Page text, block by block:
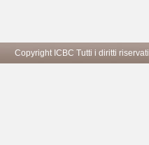
Copyright ICBC Tutti i diritti riservati